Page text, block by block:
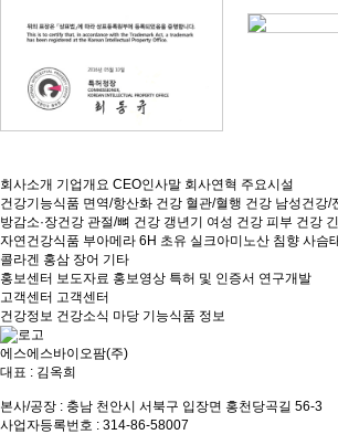
회사소개 기업개요 CEO인사말 회사연혁 주요시설
건강기능식품 면역/항산화 건강 혈관/혈행 건강 남성건강/
방감소·장건강 관절/뼈 건강 갱년기 여성 건강 피부 건강
자연건강식품 부아메라 6H 초유 실크아미노산 침향 사슴
콜라겐 홍삼 장어 기타
홍보센터 보도자료 홍보영상 특허 및 인증서 연구개발
고객센터 고객센터
건강정보 건강소식 마당 기능식품 정보
에스에스바이오팜(주)
대표 : 김옥희
본사/공장 : 충남 천안시 서북구 입장면 홍천당곡길 56-3
사업자등록번호 : 314-86-58007